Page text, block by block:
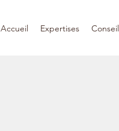
Accueil Expertises Conseil